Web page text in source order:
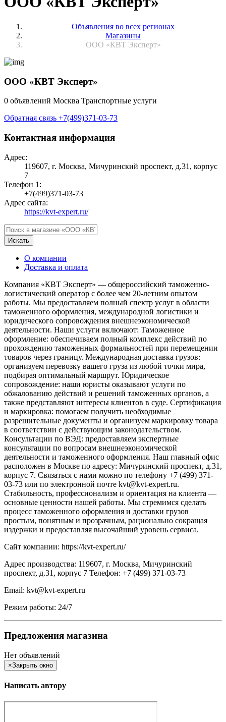
Объявления во всех регионах
Магазины
ООО «КВТ Эксперт»
ООО «КВТ Эксперт»
0 объявлений Москва Транспортные услуги
Обратная связь +7(499)371-03-73
Контактная информация
Адрес:
119607, г. Москва, Мичуринский проспект, д.31, корпус
7
Телефон 1:
+7(499)371-03-73
Адрес сайта:
https://kvt-expert.ru/
Искать
О компании
Доставка и оплата
Компания «КВТ Эксперт» — общероссийский таможенно-
логистический оператор с более чем 20-летним опытом
работы. Мы предоставляем полный спектр услуг в области
таможенного оформления, международной логистики и
юридического сопровождения внешнеэкономической
деятельности. Наши услуги включают: Таможенное
оформление: обеспечиваем полный комплекс действий по
прохождению таможенных формальностей при перемещении
товаров через границу. Международная доставка грузов:
организуем перевозку вашего груза из любой точки мира,
подбирая оптимальный маршрут. Юридическое
сопровождение: наши юристы оказывают услуги по
обжалованию действий и решений таможенных органов, а
также представляют интересы клиентов в суде. Сертификация
и маркировка: помогаем получить необходимые
разрешительные документы и организуем маркировку товара
в соответствии с действующим законодательством.
Консультации по ВЭД: предоставляем экспертные
консультации по вопросам внешнеэкономической
деятельности и таможенного оформления. Наш главный офис
расположен в Москве по адресу: Мичуринский проспект, д.31,
корпус 7. Связаться с нами можно по телефону +7 (499) 371-
03-73 или по электронной почте kvt@kvt-expert.ru.
Стабильность, профессионализм и ориентация на клиента —
основные ценности нашей работы. Мы стремимся сделать
процесс таможенного оформления и доставки грузов
простым, понятным и прозрачным, рационально сокращая
издержки и предоставляя высочайший уровень сервиса.
Сайт компании: https://kvt-expert.ru/
Адрес производства: 119607, г. Москва, Мичуринский
проспект, д.31, корпус 7 Телефон: +7 (499) 371-03-73
Email: kvt@kvt-expert.ru
Режим работы: 24/7
Предложения магазина
Нет объявлений
×Закрыть окно
Написать автору